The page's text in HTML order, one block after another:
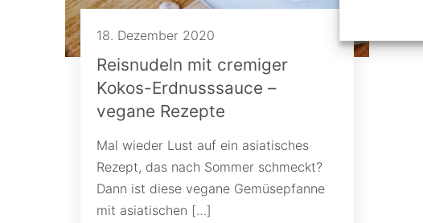
18. Dezember 2020
Reisnudeln mit cremiger
Kokos-Erdnusssauce –
vegane Rezepte
Mal wieder Lust auf ein asiatisches
Rezept, das nach Sommer schmeckt?
Dann ist diese vegane Gemüsepfanne
mit asiatischen […]